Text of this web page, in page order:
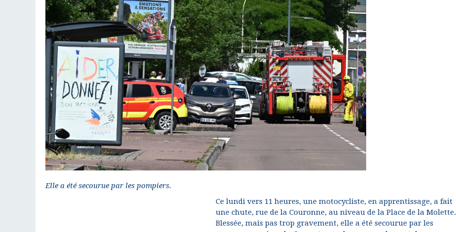
Elle a été secourue par les pompiers.
Ce lundi vers 11 heures, une motocycliste, en apprentissage, a fait
une chute, rue de la Couronne, au niveau de la Place de la Molette.
Blessée, mais pas trop gravement, elle a été secourue par les